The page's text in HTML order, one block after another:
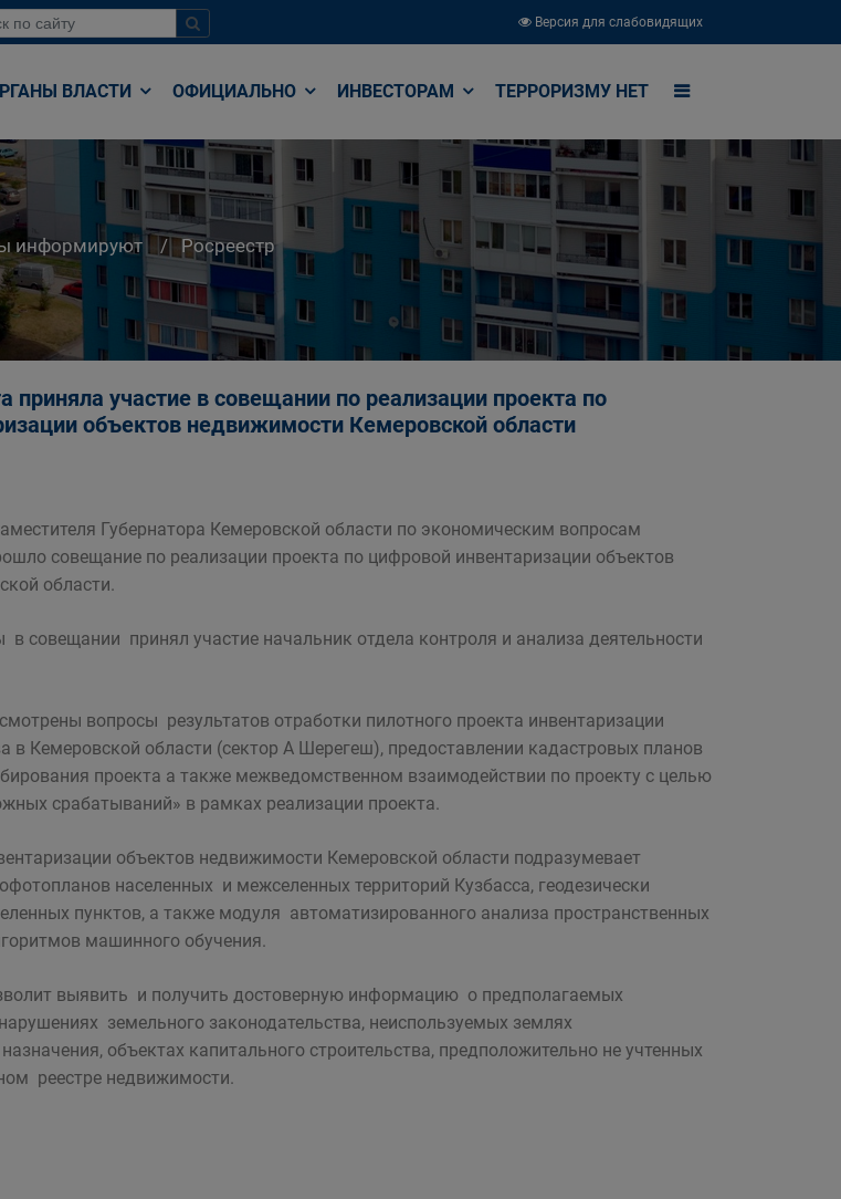
Версия для слабовидящих
ВЛАСТИ ОФИЦИАЛЬНО ИНВЕСТОРАМ ТЕРРОРИЗМУ НЕТ
информируют Росреестр
приняла участие в совещании по реализации проекта по
объектов недвижимости Кемеровской области
Губернатора Кемеровской области по экономическим вопросам
совещание по реализации проекта по цифровой инвентаризации объектов
области.
совещании принял участие начальник отдела контроля и анализа деятельности
вопросы результатов отработки пилотного проекта инвентаризации
в Кемеровской области (сектор А Шерегеш), предоставлении кадастровых планов
проекта а также межведомственном взаимодействии по проекту с целью
срабатываний» в рамках реализации проекта.
объектов недвижимости Кемеровской области подразумевает
населенных и межселенных территорий Кузбасса, геодезически
пунктов, а также модуля автоматизированного анализа пространственных
машинного обучения.
выявить и получить достоверную информацию о предполагаемых
земельного законодательства, неиспользуемых землях
объектах капитального строительства, предположительно не учтенных
реестре недвижимости.